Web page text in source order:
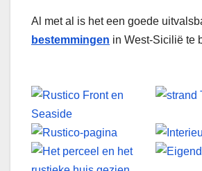
Al met al is het een goede
bestemmingen in West-Sicilië te